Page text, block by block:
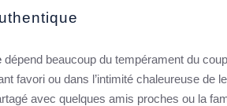
dépend beaucoup du tempérament du
favori ou dans l’intimité chaleureuse de
avec quelques amis proches ou la